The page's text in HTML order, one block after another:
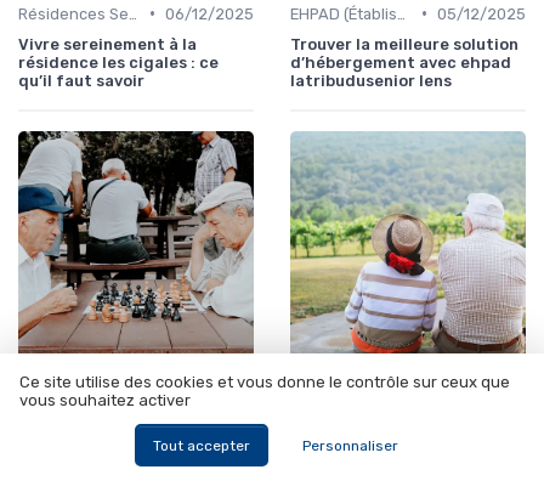
• 06/12/2025
Vivre sereinement à la
résidence les cigales : ce
qu’il faut savoir
• 05/12/2025
Trouver la meilleure solution
d’hébergement avec ehpad
latribudusenior lens
Résidences Services Seniors • 07/11/2025
Résidences Services Seniors • 06/11/2025
clés à connaître
Ce site utilise des cookies et vous donne le contrôle sur ceux que
vous souhaitez activer
Tout accepter Personnaliser